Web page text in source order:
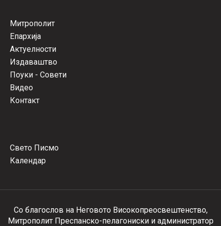
Митрополит
Епархија
Актуелности
Издаваштво
Поуки - Совети
Видео
Контакт
Свето Писмо
Календар
Со благослов на Неговото Високопреосвештенство,
Митрополит Преспанско-пелагониски и администратор